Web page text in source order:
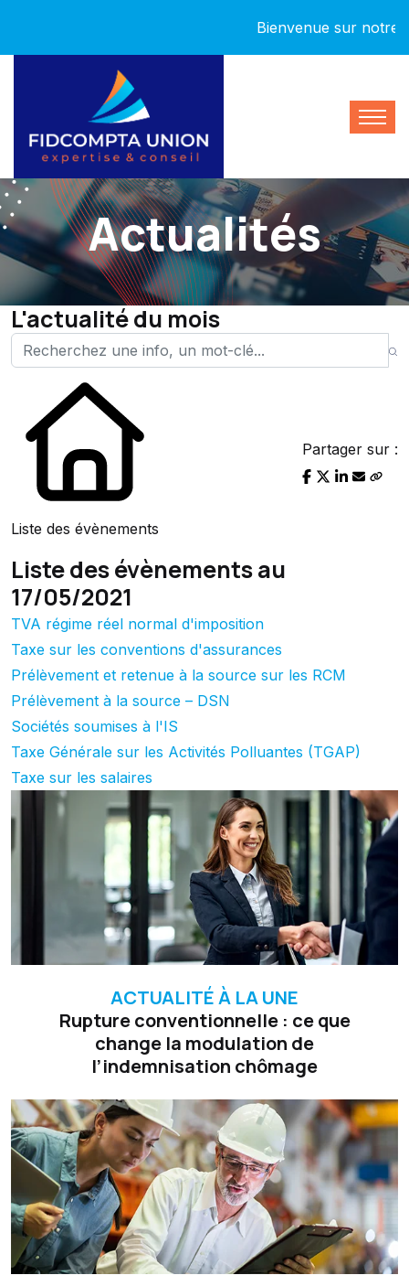
Bienvenue sur notre
Actualités
L'actualité du mois
Liste des évènements
Partager sur :
Liste des évènements au
17/05/2021
TVA régime réel normal d'imposition
Taxe sur les conventions d'assurances
Prélèvement et retenue à la source sur les RCM
Prélèvement à la source – DSN
Sociétés soumises à l'IS
Taxe Générale sur les Activités Polluantes (TGAP)
Taxe sur les salaires
ACTUALITÉ À LA UNE
Rupture conventionnelle : ce que
change la modulation de
l’indemnisation chômage